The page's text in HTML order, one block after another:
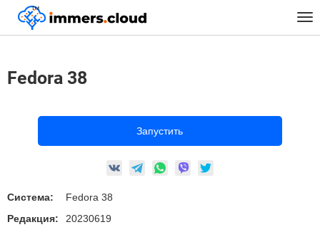
™
Главная Предустановленные Образы
Fedora 38
Запустить
Система:
Fedora 38
Редакция:
20230619